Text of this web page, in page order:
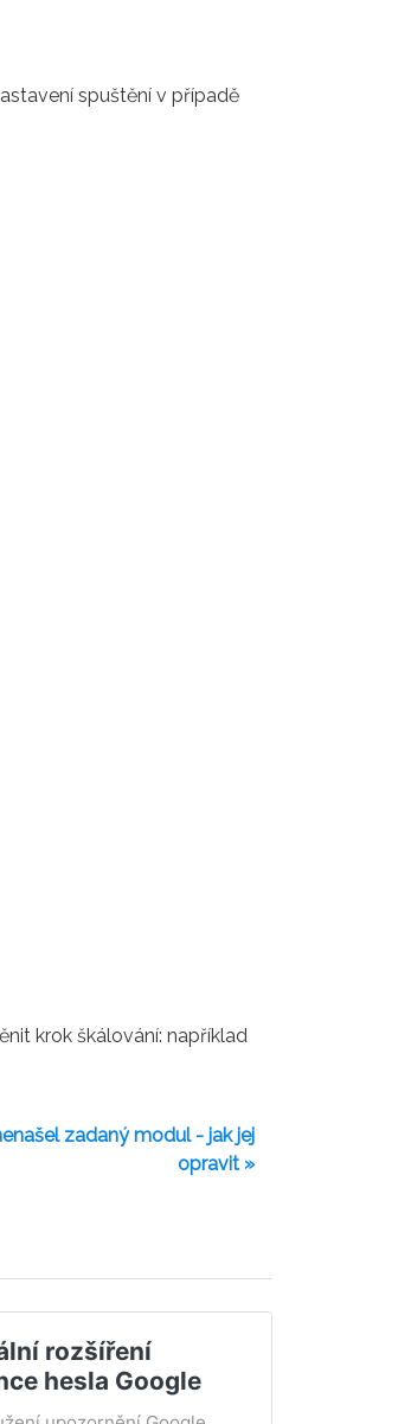
spuštění v případě
krok škálování: například
zadaný modul - jak jej
opravit »
rozšíření
hesla Google